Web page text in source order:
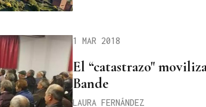
1 MAR 2018
El “catastrazo"
Bande
LAURA FERNÁNDEZ